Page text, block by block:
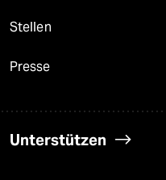
Stellen
Presse
Unterstützen